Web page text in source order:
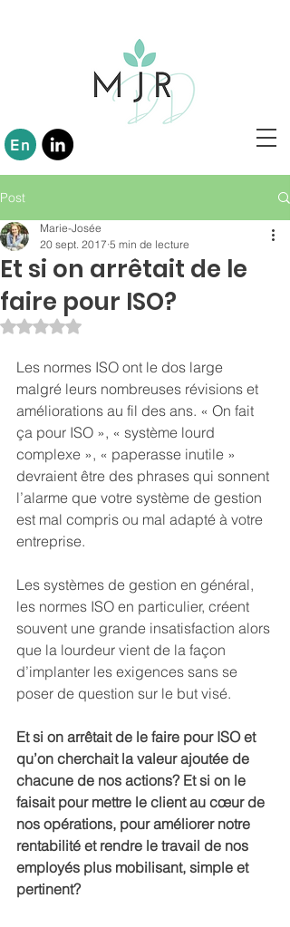
En
Post
Et si on arrêtait de le
faire pour ISO?
Marie-Josée
20 sept. 2017 5 min de lecture
Noté NaN étoiles sur 5.
Les normes ISO ont le dos large
malgré leurs nombreuses révisions et
améliorations au fil des ans. « On fait
ça pour ISO », « système lourd
complexe », « paperasse inutile »
devraient être des phrases qui sonnent
l’alarme que votre système de gestion
est mal compris ou mal adapté à votre
entreprise.
Les systèmes de gestion en général,
les normes ISO en particulier, créent
souvent une grande insatisfaction alors
que la lourdeur vient de la façon
d’implanter les exigences sans se
poser de question sur le but visé.
Et si on arrêtait de le faire pour ISO et
qu’on cherchait la valeur ajoutée de
chacune de nos actions? Et si on le
faisait pour mettre le client au cœur de
nos opérations, pour améliorer notre
rentabilité et rendre le travail de nos
employés plus mobilisant, simple et
pertinent?